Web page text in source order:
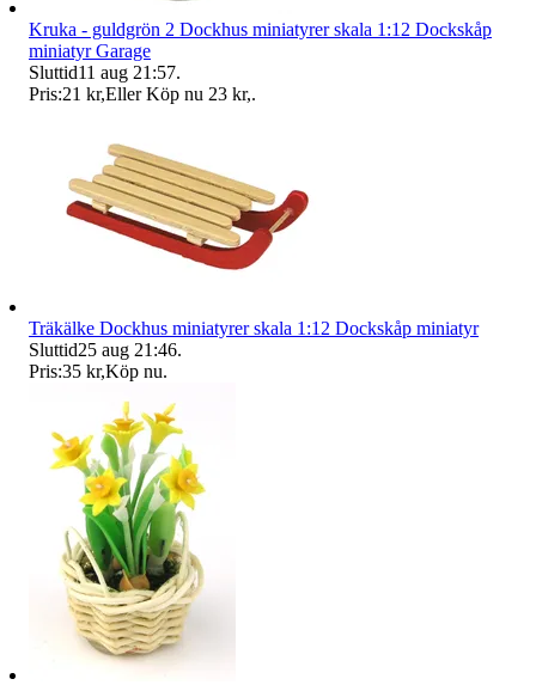
Kruka - guldgrön 2 Dockhus miniatyrer skala 1:12 Dockskåp
miniatyr Garage
Sluttid11 aug 21:57.
Pris:21 kr,Eller Köp nu 23 kr,.
Träkälke Dockhus miniatyrer skala 1:12 Dockskåp miniatyr
Sluttid25 aug 21:46.
Pris:35 kr,Köp nu.